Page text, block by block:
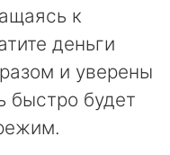
к
деньги
и уверены
быстро будет